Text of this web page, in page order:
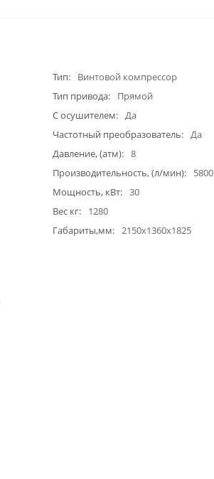
Тип
Винтовой компрессор
Тип привода
Прямой
С осушителем
Да
Частотный преобразователь
Да
Давление, (атм)
8
Производительность, (л/мин)
5800
Мощность, кВт
30
Вес кг
1280
Габариты,мм
2150х1360х1825